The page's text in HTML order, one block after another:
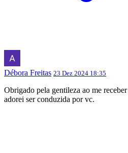
Débora Freitas 23 Dez 2024 18:35
Obrigado pela gentileza ao me
adorei ser conduzida por vc.